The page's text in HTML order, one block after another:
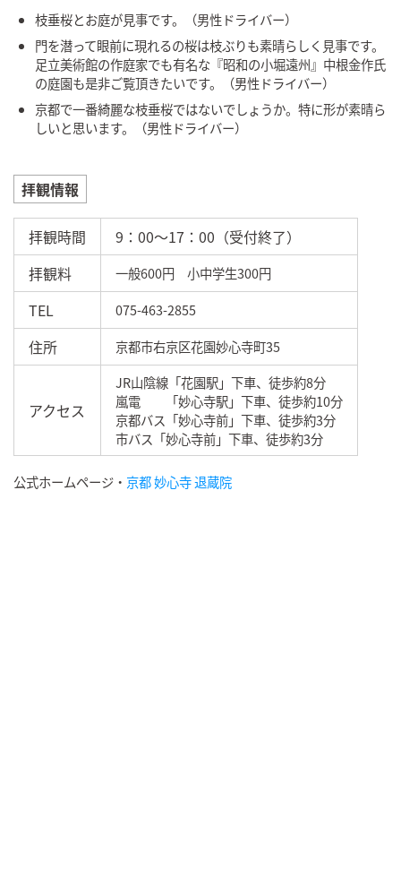
枝垂桜とお庭が見事です。（男性ドライバー）
門を潜って眼前に現れるの桜は枝ぶりも素晴らしく見事です。
足立美術館の作庭家でも有名な『昭和の小堀遠州』中根金作氏
の庭園も是非ご覧頂きたいです。（男性ドライバー）
京都で一番綺麗な枝垂桜ではないでしょうか。特に形が素晴ら
しいと思います。（男性ドライバー）
拝観情報
拝観時間
9：00～17：00（受付終了）
拝観料
一般600円 小中学生300円
TEL 075-463-2855
住所 京都市右京区花園妙心寺町35
アクセス
JR山陰線「花園駅」下車、徒歩約8分
嵐電 「妙心寺駅」下車、徒歩約10分
京都バス「妙心寺前」下車、徒歩約3分
市バス「妙心寺前」下車、徒歩約3分
公式ホームページ・ 京都 妙心寺 退蔵院